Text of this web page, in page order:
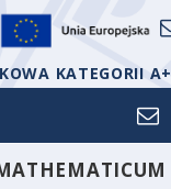
KATEGORII A+